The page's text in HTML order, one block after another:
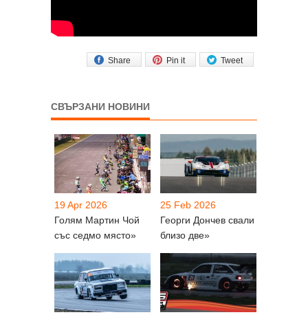
Tweet
Pin it
Share
СВЪРЗАНИ НОВИНИ
19 Apr 2026
Голям Мартин Чой
със седмо място»
25 Feb 2026
Георги Дончев свали
близо две»